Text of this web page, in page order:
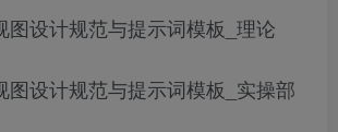
图设计规范与提示词模板_理论
图设计规范与提示词模板_实操部